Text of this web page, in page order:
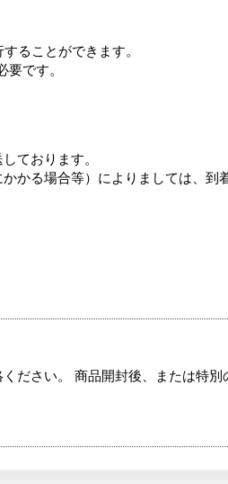
ることができます。
です。
ております。
かる場合等）によりましては、到
ださい。 商品開封後、または特別